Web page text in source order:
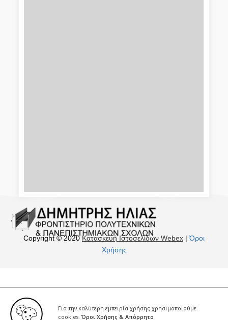
Για την καλύτερη εμπειρία χρήσης χρησιμοποιούμε
cookies.Όροι Χρήσης & Απόρρητο
Copyright © 2020 Κατασκευή Ιστοσελίδων Webex |Όροι
Χρήσης